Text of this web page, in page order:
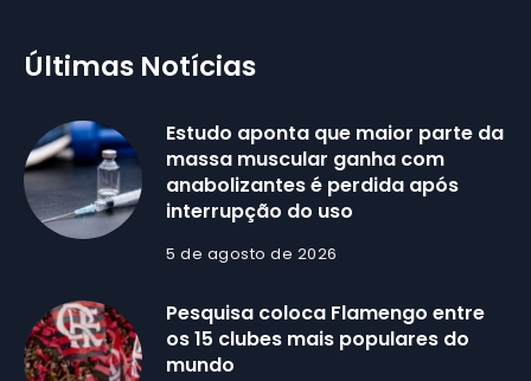
Últimas Notícias
Estudo aponta que maior parte da
massa muscular ganha com
anabolizantes é perdida após
interrupção do uso
5 de agosto de 2026
Pesquisa coloca Flamengo entre
os 15 clubes mais populares do
mundo